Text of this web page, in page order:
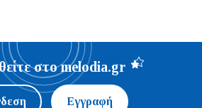
στο melodia.gr
Εγγραφή